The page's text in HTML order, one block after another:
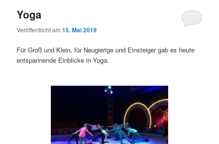
Yoga
Veröffentlicht am15. Mai 2019
Für Groß und Klein, für Neugierige und Einsteiger gab es heute
entspannende Einblicke in Yoga.